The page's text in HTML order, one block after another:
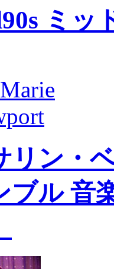
ミ
リン・
ブル